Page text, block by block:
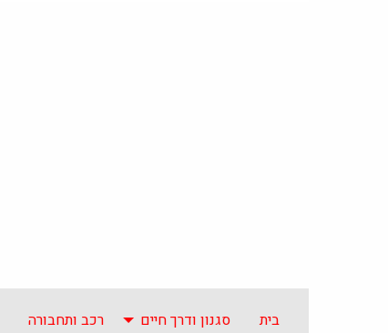
בית סגנון ודרך חיים רכב ותחבורה